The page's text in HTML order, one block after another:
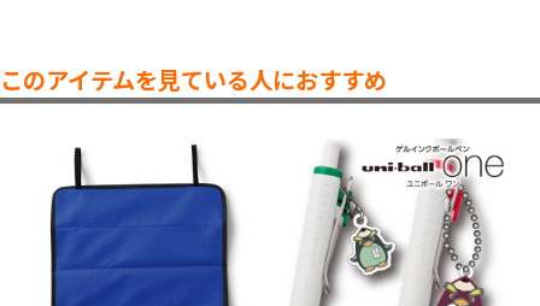
このアイテムを見ている人におすすめ